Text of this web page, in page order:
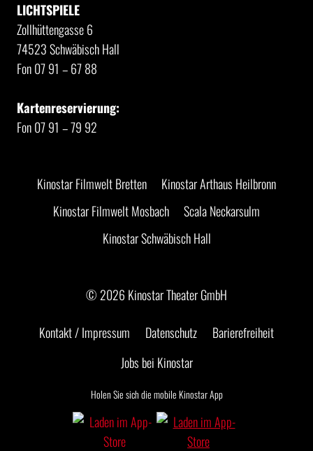
LICHTSPIELE
Zollhüttengasse 6
74523 Schwäbisch Hall
Fon 07 91 – 67 88
Kartenreservierung:
Fon 07 91 – 79 92
Kinostar Filmwelt Bretten
Kinostar Arthaus Heilbronn
Kinostar Filmwelt Mosbach
Scala Neckarsulm
Kinostar Schwäbisch Hall
© 2026 Kinostar Theater GmbH
Kontakt / Impressum Datenschutz
Barierefreiheit
Jobs bei Kinostar
Holen Sie sich die mobile Kinostar App